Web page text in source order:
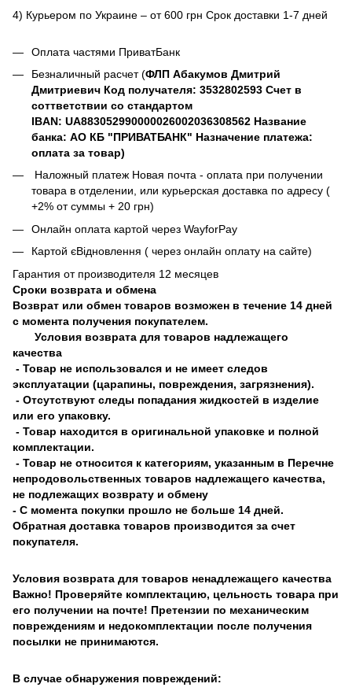
4) Курьером по Украине – от 600 грн Срок доставки 1-7 дней
Оплата частями ПриватБанк
Безналичный расчет (ФЛП Абакумов Дмитрий
Дмитриевич Код получателя: 3532802593 Счет в
соттветствии со стандартом
IBAN: UA883052990000026002036308562 Название
банка: АО КБ "ПРИВАТБАНК" Назначение платежа:
оплата за товар)
Наложный платеж Новая почта - оплата при получении
товара в отделении, или курьерская доставка по адресу (
+2% от суммы + 20 грн)
Онлайн оплата картой через WayforPay
Картой єВідновлення ( через онлайн оплату на сайте)
Гарантия от производителя 12 месяцев
Сроки возврата и обмена
Возврат или обмен товаров возможен в течение 14 дней
с момента получения покупателем.
Условия возврата для товаров надлежащего
качества
- Товар не использовался и не имеет следов
эксплуатации (царапины, повреждения, загрязнения).
- Отсутствуют следы попадания жидкостей в изделие
или его упаковку.
- Товар находится в оригинальной упаковке и полной
комплектации.
- Товар не относится к категориям, указанным в Перечне
непродовольственных товаров надлежащего качества,
не подлежащих возврату и обмену
- С момента покупки прошло не больше 14 дней.
Обратная доставка товаров производится за счет
покупателя.
Условия возврата для товаров ненадлежащего качества
Важно! Проверяйте комплектацию, цельность товара при
его получении на почте! Претензии по механическим
повреждениям и недокомплектации после получения
посылки не принимаются.
В случае обнаружения повреждений: